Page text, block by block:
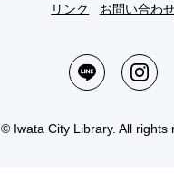
リンク
お問い合わ
© Iwata City Library. All rights